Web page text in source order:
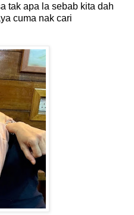
tak apa la sebab kita dah
cuma nak cari